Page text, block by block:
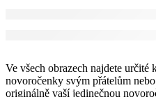
Ve všech obrazech najdete
novoročenky svým přátelům
originálně vaší jedinečnou